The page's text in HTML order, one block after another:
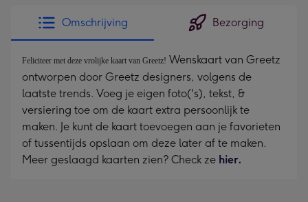
mm
indruk
-
Dimensions:
240
x
240
mm
Omschrijving Bezorging
Feliciteer met deze vrolijke kaart van Greetz! Wenskaart van Greetz
ontworpen door Greetz designers, volgens de
laatste trends. Voeg je eigen foto('s), tekst, &
versiering toe om de kaart extra persoonlijk te
maken. Je kunt de kaart toevoegen aan je favorieten
of tussentijds opslaan om deze later af te maken.
Meer geslaagd kaarten zien? Check ze hier.